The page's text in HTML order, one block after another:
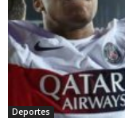
Deportes